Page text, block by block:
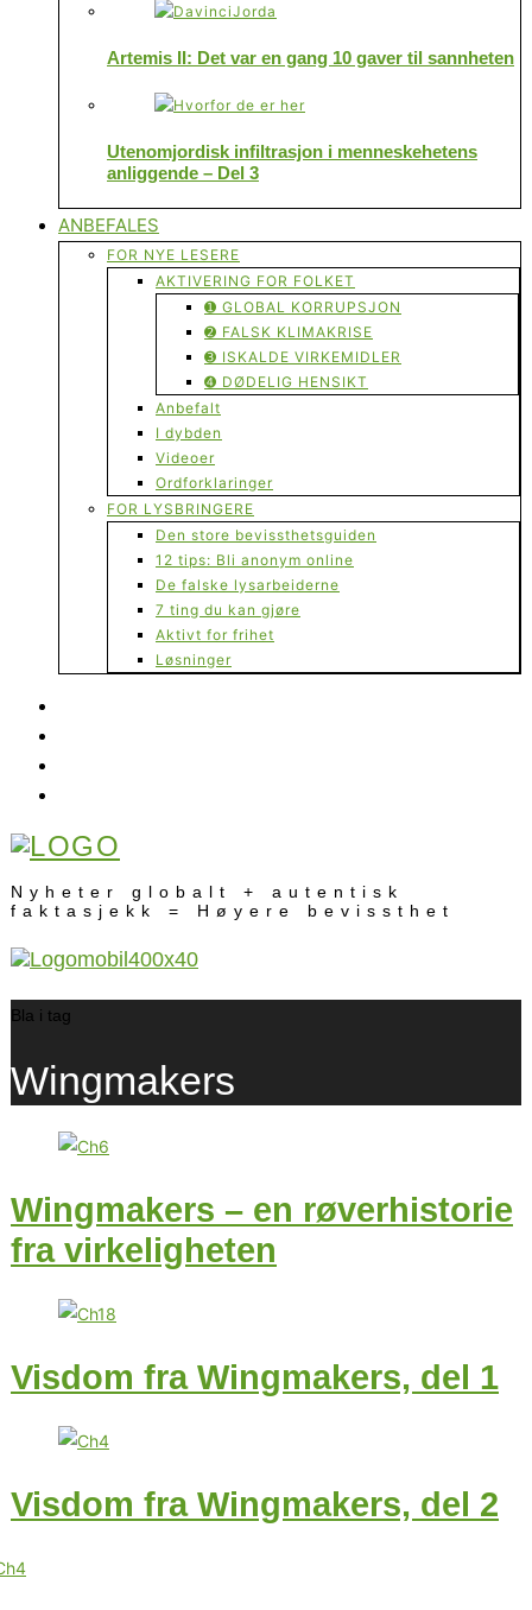
Artemis II: Det var en gang 10 gaver til sannheten
Utenomjordisk infiltrasjon i menneskehetens
anliggende – Del 3
ANBEFALES
FOR NYE LESERE
AKTIVERING FOR FOLKET
➊ GLOBAL KORRUPSJON
➋ FALSK KLIMAKRISE
➌ ISKALDE VIRKEMIDLER
➍ DØDELIG HENSIKT
Anbefalt
I dybden
Videoer
Ordforklaringer
FOR LYSBRINGERE
Den store bevissthetsguiden
12 tips: Bli anonym online
De falske lysarbeiderne
7 ting du kan gjøre
Aktivt for frihet
Løsninger
Nyheter globalt + autentisk
faktasjekk = Høyere bevissthet
Bla i tag
Wingmakers
Wingmakers – en røverhistorie
fra virkeligheten
Visdom fra Wingmakers, del 1
Visdom fra Wingmakers, del 2